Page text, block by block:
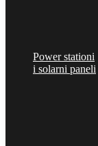
Power stationi
i solarni paneli